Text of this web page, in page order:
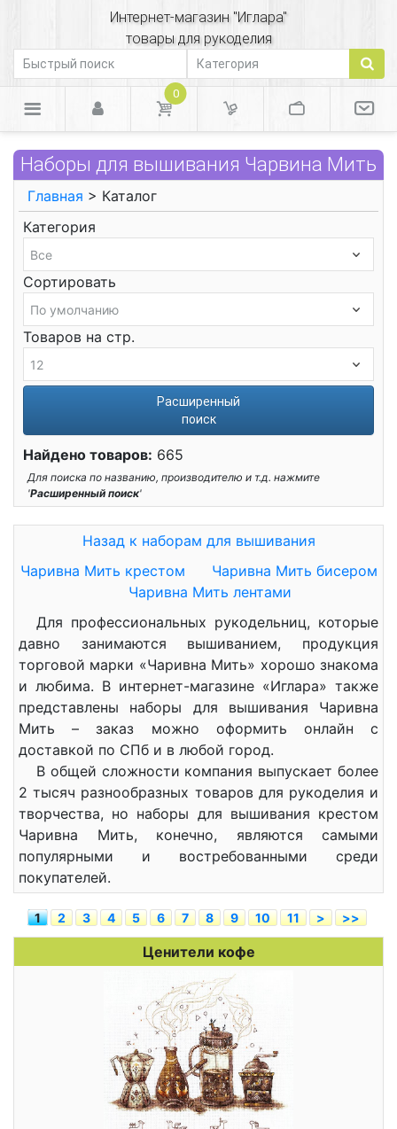
Интернет-магазин "Иглара"
товары для рукоделия
0
Наборы для вышивания Чарвина Мить
Главная > Каталог
Категория
Сортировать
Товаров на стр.
Расширенный
поиск
Найдено товаров: 665
Для поиска по названию, производителю и т.д. нажмите
'Расширенный поиск'
Назад к наборам для вышивания
Чаривна Мить крестом
Чаривна Мить бисером
Чаривна Мить лентами
Для профессиональных рукодельниц, которые
давно занимаются вышиванием, продукция
торговой марки «Чаривна Мить» хорошо знакома
и любима. В интернет-магазине «Иглара» также
представлены наборы для вышивания Чаривна
Мить – заказ можно оформить онлайн с
доставкой по СПб и в любой город.
В общей сложности компания выпускает более
2 тысяч разнообразных товаров для рукоделия и
творчества, но наборы для вышивания крестом
Чаривна Мить, конечно, являются самыми
популярными и востребованными среди
покупателей.
1 2 3 4 5 6 7 8 9 10 11 > >>
Ценители кофе